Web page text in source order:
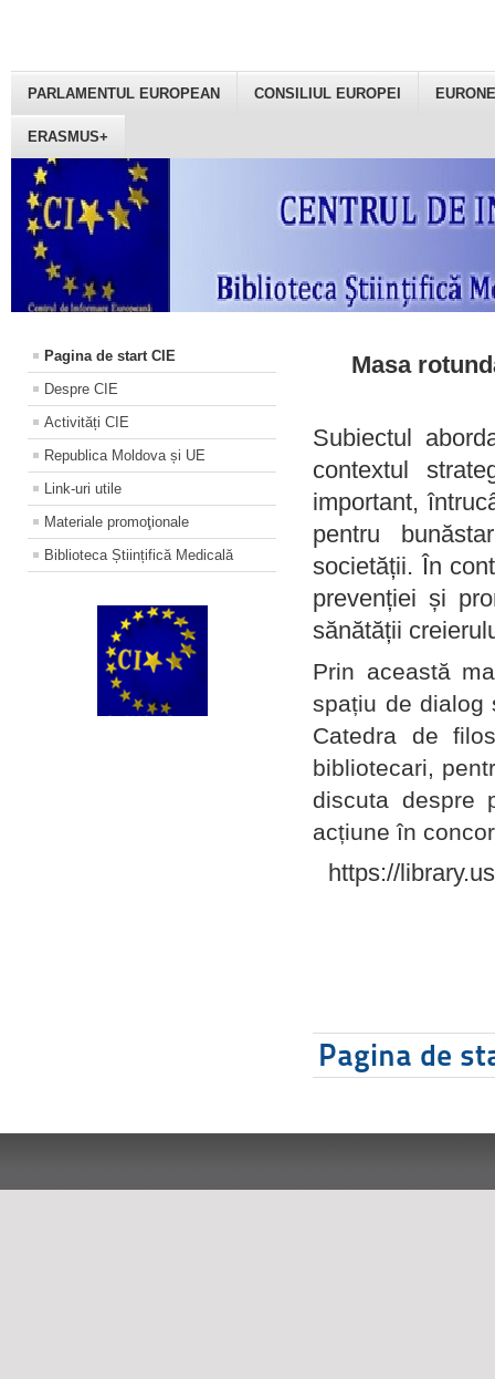
PARLAMENTUL EUROPEAN CONSILIUL EUROPEI
ERASMUS+
Pagina de start CIE
Despre CIE
Activități CIE
Republica Moldova și UE
Link-uri utile
Materiale promoţionale
Biblioteca Științifică Medicală
Masa
Subiectul
contextul
important,
pentru
societății. În
prevenției și
sănătății
Prin această
spațiu de dialog
Catedra de
bibliotecari,
discuta despre
acțiune în
https://
Pagina de